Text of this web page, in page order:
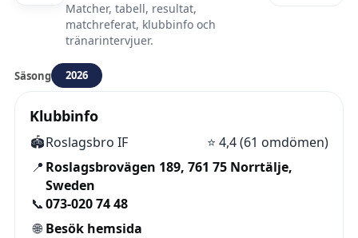
Matcher, tabell, resultat,
matchreferat, klubbinfo och
tränarintervjuer.
Säsong 2026
Klubbinfo
🏟️Roslagsbro IF ⭐ 4,4 (61 omdömen)
📍 Roslagsbrovägen 189, 761 75 Norrtälje,
Sweden
📞073-020 74 48
🌐 Besök hemsida